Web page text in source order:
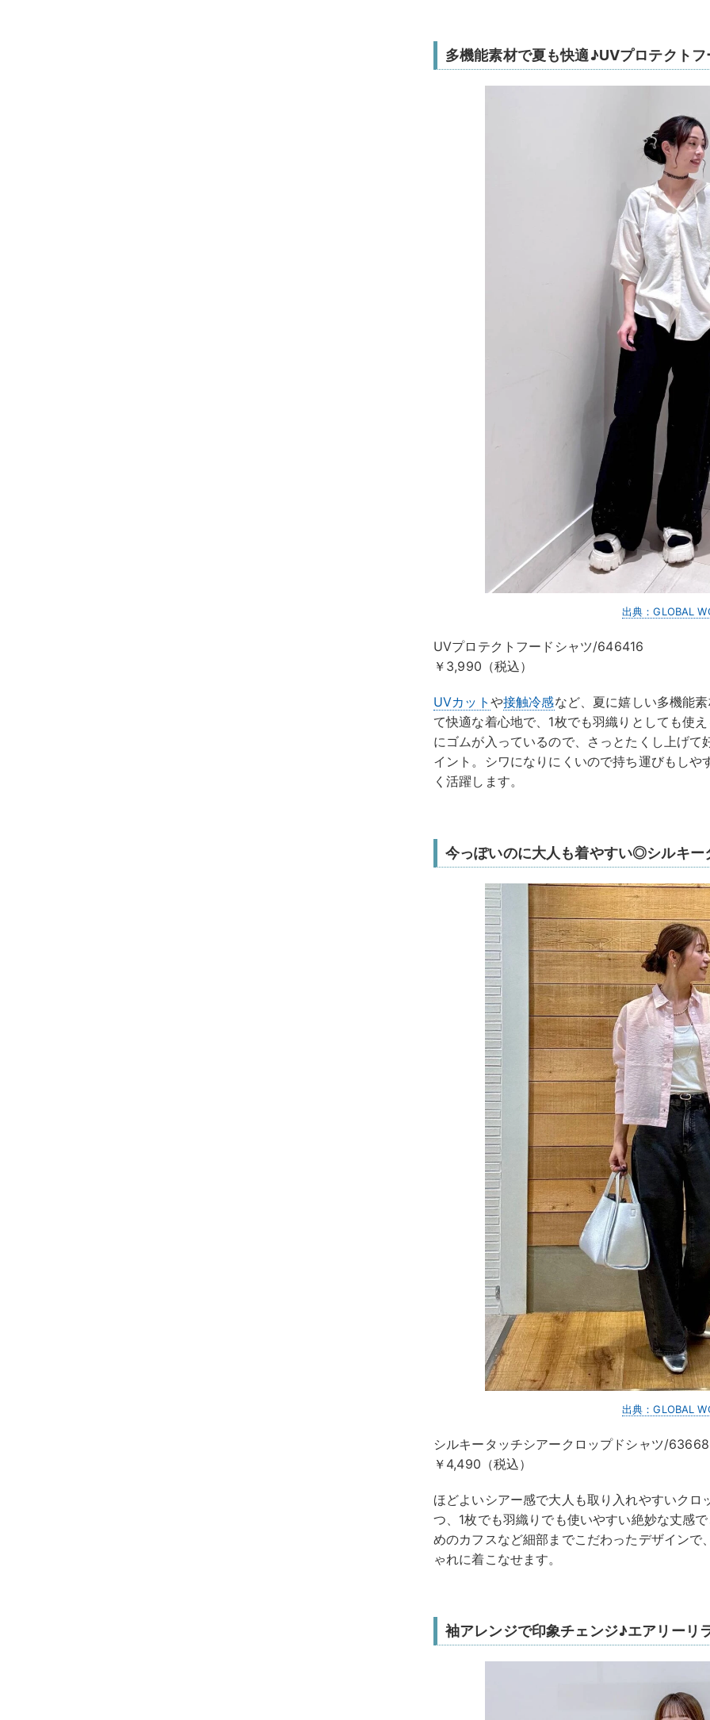
多機能素材で夏も快適♪UVプロテクト
出典：GLOBAL
UVプロテクトフードシャツ/646416
￥3,990（税込）
UVカット や接触冷感など、夏に嬉しい多機能
て快適な着心地で、1枚でも羽織りとしても使
にゴムが入っているので、さっとたくし上げ
イント。シワになりにくいので持ち運びもし
く活躍します。
今っぽいのに大人も着やすい◎シルキー
出典：GLOBAL
シルキータッチシアークロップドシャツ/
￥4,490（税込）
ほどよいシアー感で大人も取り入れやすいク
つ、1枚でも羽織りでも使いやすい絶妙な丈感
めのカフスなど細部までこだわったデザインで
ゃれに着こなせます。
袖アレンジで印象チェンジ♪エアリーリ